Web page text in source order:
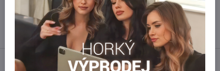
Kontaktujte nás na mail, zboží pro Vás doskladníme!
info​@everlady​.eu
Popis